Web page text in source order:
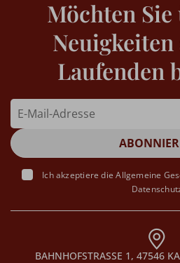
Möchten
Laufenden
Ich akzeptiere dieAllgemeine
BAHNHOFSTRASSE 1, 47546